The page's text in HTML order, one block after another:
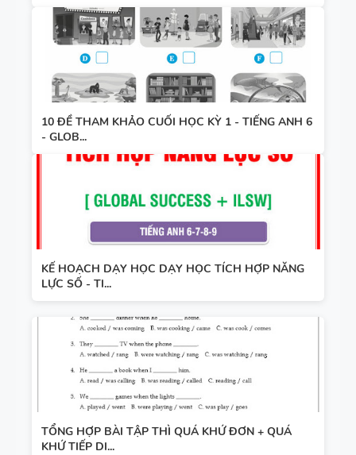
10 ĐỀ THAM KHẢO CUỐI HỌC KỲ 1 - TIẾNG ANH 6
- GLOB...
KẾ HOẠCH DẠY HỌC DẠY HỌC TÍCH HỢP NĂNG
LỰC SỐ - TI...
TỔNG HỢP BÀI TẬP THÌ QUÁ KHỨ ĐƠN + QUÁ
KHỨ TIẾP DI...